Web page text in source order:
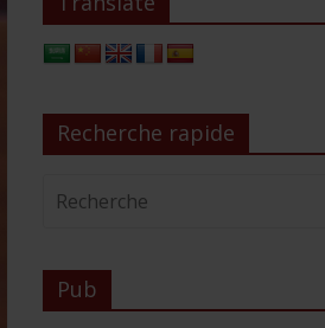
Recherche rapide
Pub